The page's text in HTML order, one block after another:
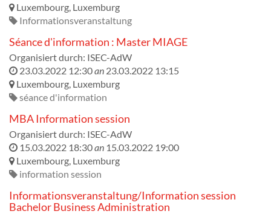
Luxembourg, Luxemburg
Informationsveranstaltung
Séance d'information : Master MIAGE
Organisiert durch: ISEC-AdW
23.03.2022 12:30an 23.03.2022 13:15
Luxembourg, Luxemburg
séance d'information
MBA Information session
Organisiert durch: ISEC-AdW
15.03.2022 18:30an 15.03.2022 19:00
Luxembourg, Luxemburg
information session
Informationsveranstaltung/Information session
Bachelor Business Administration